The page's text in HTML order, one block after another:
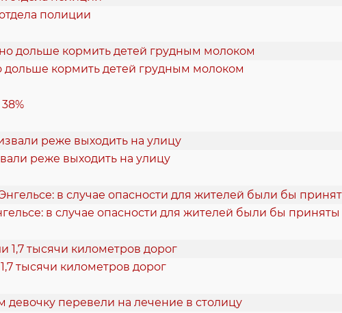
полиции
кормить детей грудным молоком
реже выходить на улицу
в случае опасности для жителей были бы
тысячи километров дорог